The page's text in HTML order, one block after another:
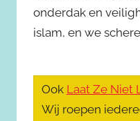
onderdak en
islam, en we
Ook Laat Ze Niet
Wij roepen